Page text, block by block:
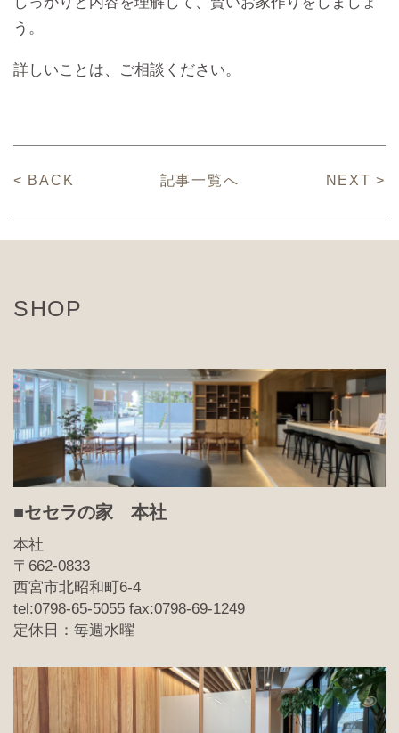
う。
詳しいことは、ご相談ください。
< BACK 記事一覧へ NEXT >
SHOP
■セセラの家 本社
本社
〒662-0833
西宮市北昭和町6-4
tel:0798-65-5055 fax:0798-69-1249
定休日：毎週水曜